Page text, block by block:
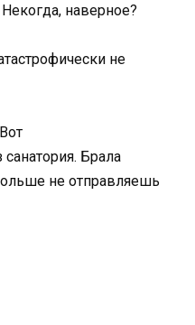
наверное?
не
Брала
не отправляешь